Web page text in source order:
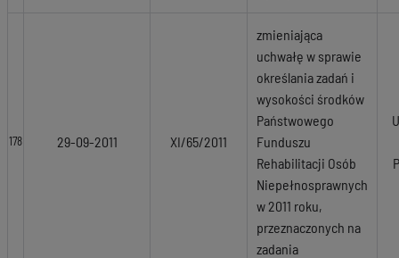
178 29-09-2011 XI/65/2011
zmieniająca
uchwałę w sprawie
określania zadań i
wysokości środków
Państwowego
Funduszu
Rehabilitacji Osób
Niepełnosprawnych
w 2011 roku,
przeznaczonych na
zadania